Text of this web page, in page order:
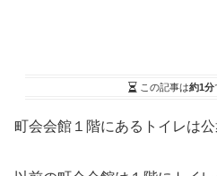
この記事は約1分
町会会館１階にあるトイレは